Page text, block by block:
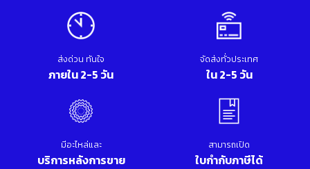
ส่งด่วน ทันใจ
ภายใน 2-5 วัน
จัดส่งทั่วประเทศ
ใน 2-5 วัน
มีอะไหล่และ
บริการหลังการขาย
สามารถเปิด
ใบกำกับภาษีได้